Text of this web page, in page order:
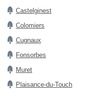
Castelginest
Colomiers
Cugnaux
Fonsorbes
Muret
Plaisance-du-Touch